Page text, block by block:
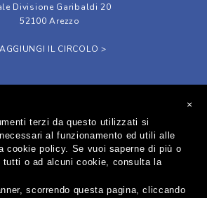
Divisione Garibaldi 20
52100 Arezzo
IL CIRCOLO >
- Sede Legale in Via Lorenzo Viani, 1
01712020518 - C.F. 92001650511
×
terzi da questo utilizzati si
al funzionamento ed utili alle
cookie policy. Se vuoi saperne di più o
tutti o ad alcuni cookie, consulta la
scorrendo questa pagina, cliccando